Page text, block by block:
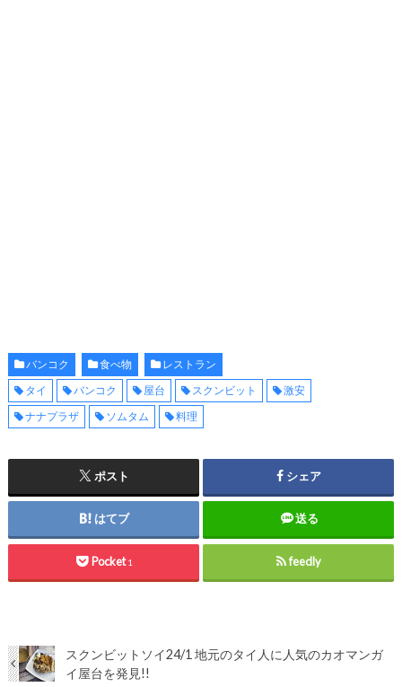
バンコク 食べ物
レストラン
タイ
バンコク 屋台 スクンビット
激安
ナナプラザ
ソムタム 料理
ポスト シェア
はてブ 送る
Pocket 1 feedly
スクンビットソイ24/1 地元のタイ人に人気のカオマンガ
イ屋台を発見!!